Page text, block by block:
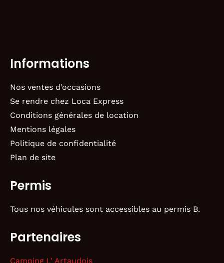
Informations
Nos ventes d’occasions
Se rendre chez Loca Express
Conditions générales de location
Mentions légales
Politique de confidentialité
Plan de site
Permis
Tous nos véhicules sont accessibles au permis B.
Partenaires
Camping L’ Artaudois